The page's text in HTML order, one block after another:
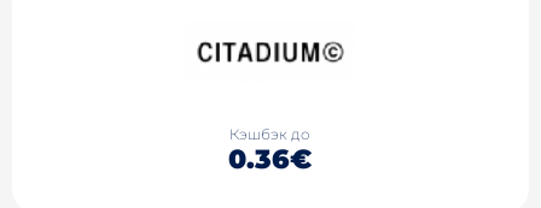
Кэшбэк до
0.36€